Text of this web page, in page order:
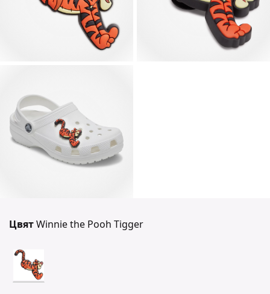
ЦвятWinnie the Pooh Tigger